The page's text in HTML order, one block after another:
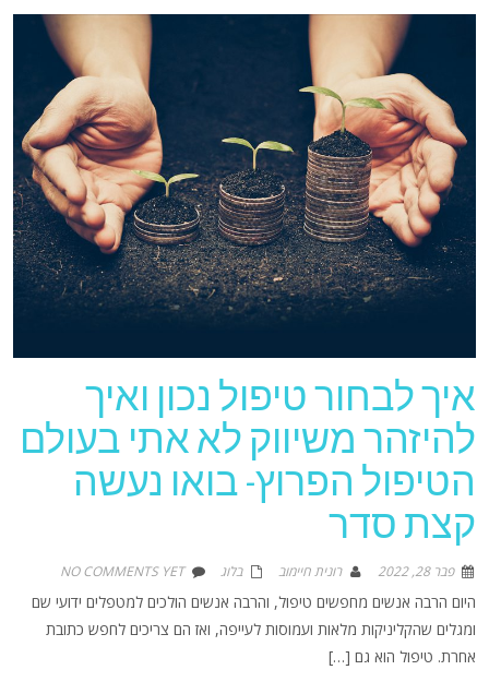
איך לבחור טיפול נכון ואיך
להיזהר משיווק לא אתי בעולם
הטיפול הפרוץ- בואו נעשה
קצת סדר
פבר 28, 2022 רונית חיימוב בלוג NO COMMENTS YET
היום הרבה אנשים מחפשים טיפול, והרבה אנשים הולכים למטפלים ידועי שם
ומגלים שהקליניקות מלאות ועמוסות לעייפה, ואז הם צריכים לחפש כתובת
אחרת. טיפול הוא גם […]